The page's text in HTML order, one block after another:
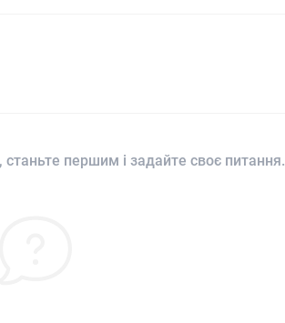
першим і задайте своє питання.